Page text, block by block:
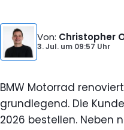
Von: Christopher
3. Jul. um 09:57 Uhr
BMW Motorrad
grundlegend. Die
2026 bestellen. Neben